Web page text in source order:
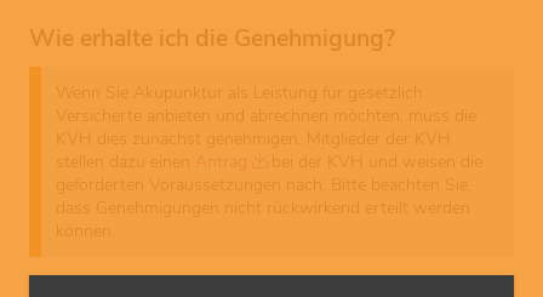
Wie erhalte ich die Genehmigung?
Wenn Sie Akupunktur als Leistung für gesetzlich
Versicherte anbieten und abrechnen möchten, muss die
KVH dies zunächst genehmigen. Mitglieder der KVH
stellen dazu einen
Antrag
bei der KVH und weisen die
geforderten Voraussetzungen nach. Bitte beachten Sie,
dass Genehmigungen nicht rückwirkend erteilt werden
können.